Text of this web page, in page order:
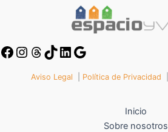
Aviso Legal Política de Privacidad
Inicio
Sobre nosotros